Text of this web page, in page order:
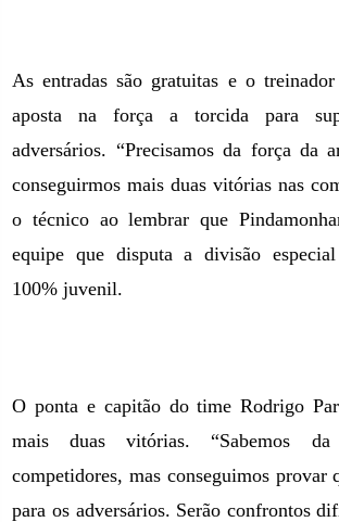
As entradas são gratuitas e o treinador
aposta na força a torcida para
adversários. “Precisamos da força da
conseguirmos mais duas vitórias nas
o técnico ao lembrar que
equipe que disputa a divisão
100% juvenil.
O ponta e capitão do time Rodrigo
mais duas vitórias. “Sabemos
competidores, mas conseguimos provar
para os adversários. Serão confrontos